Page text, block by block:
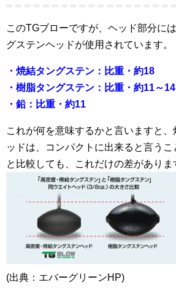
このTGブローですが、ヘッド部分に
グステンヘッドが使用されています。
・焼結タングステン：比重・約18
・樹脂タングステン：比重・約11～14
・鉛：比重・約11
これが何を意味するかと言いますと
ッドは、コンパクトに出来ると言う
と比較しても、これだけの差がありま
(出典：エバーグリーンHP)